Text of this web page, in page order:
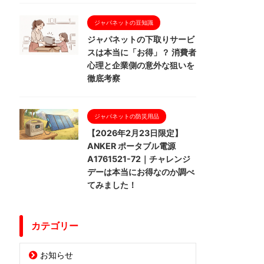
ジャパネットの豆知識
ジャパネットの下取りサービ
スは本当に「お得」？ 消費者
心理と企業側の意外な狙いを
徹底考察
ジャパネットの防災用品
【2026年2月23日限定】
ANKER ポータブル電源
A1761521-72｜チャレンジ
デーは本当にお得なのか調べ
てみました！
カテゴリー
お知らせ